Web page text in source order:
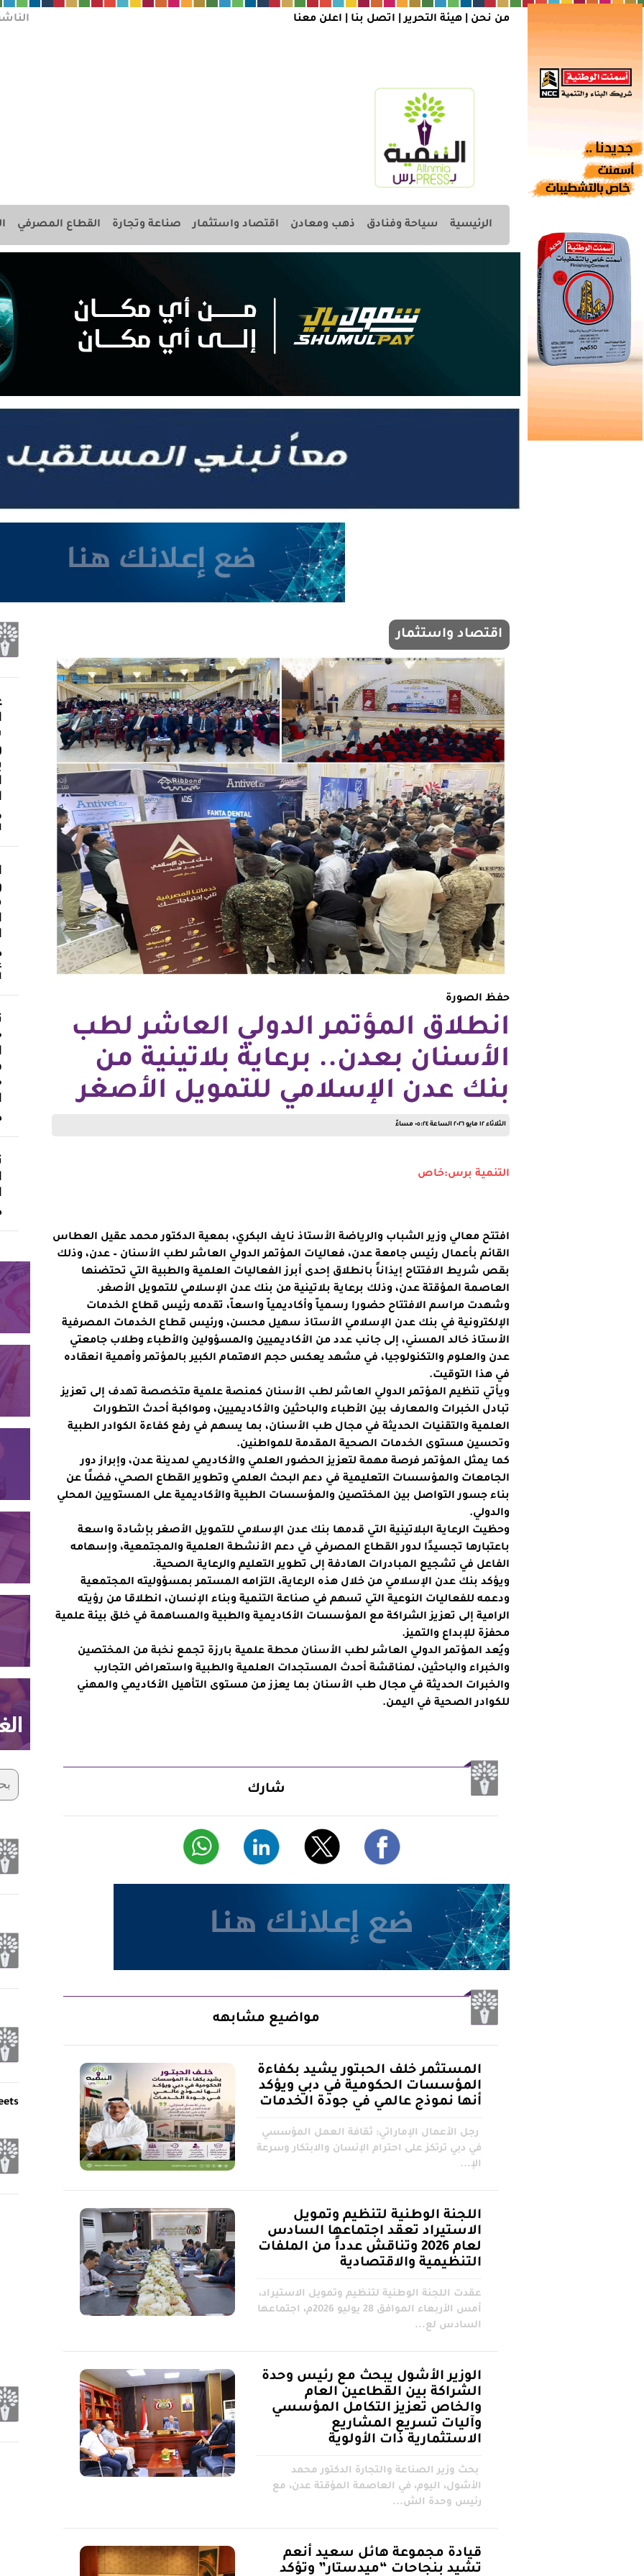
من نحن | هيئة التحرير اتصل بنا اعلن معنا
الرئيسية سياحة وفنادق ذهب ومعادن اقتصاد واستثمار صناعة وتجارة القطاع المصرفي
اقتصاد واستثمار
حفظ الصورة
انطلاق المؤتمر الدولي العاشر لطب
الأسنان بعدن.. برعاية بلاتينية من
بنك عدن الإسلامي للتمويل الأصغر
الثلاثاء ١٢ مايو ٢٠٢٦ الساعة ٠٥:٢٤ مساءً
التنمية برس:خاص
افتتح معالي وزير الشباب والرياضة الأستاذ نايف البكري، بمعية الدكتور محمد عقيل العطاس
القائم بأعمال رئيس جامعة عدن، فعاليات المؤتمر الدولي العاشر لطب الأسنان – عدن، وذلك
بقص شريط الافتتاح إيذاناً بانطلاق إحدى أبرز الفعاليات العلمية والطبية التي تحتضنها
العاصمة المؤقتة عدن، وذلك برعاية بلاتينية من بنك عدن الإسلامي للتمويل الأصغر.
وشهدت مراسم الافتتاح حضورا رسمياّ وأكاديمياّ واسعاّ، تقدمه رئيس قطاع الخدمات
الإلكترونية في بنك عدن الإسلامي الأستاذ سهيل محسن، ورئيس قطاع الخدمات المصرفية
الأستاذ خالد المسني، إلى جانب عدد من الأكاديميين والمسؤولين والأطباء وطلاب جامعتي
عدن والعلوم والتكنولوجيا، في مشهد يعكس حجم الاهتمام الكبير بالمؤتمر وأهمية انعقاده
في هذا التوقيت.
ويأتي تنظيم المؤتمر الدولي العاشر لطب الأسنان كمنصة علمية متخصصة تهدف إلى تعزيز
تبادل الخبرات والمعارف بين الأطباء والباحثين والأكاديميين، ومواكبة أحدث التطورات
العلمية والتقنيات الحديثة في مجال طب الأسنان، بما يسهم في رفع كفاءة الكوادر الطبية
وتحسين مستوى الخدمات الصحية المقدمة للمواطنين.
كما يمثل المؤتمر فرصة مهمة لتعزيز الحضور العلمي والأكاديمي لمدينة عدن، وإبراز دور
الجامعات والمؤسسات التعليمية في دعم البحث العلمي وتطوير القطاع الصحي، فضلًا عن
بناء جسور التواصل بين المختصين والمؤسسات الطبية والأكاديمية على المستويين المحلي
والدولي.
وحظيت الرعاية البلاتينية التي قدمها بنك عدن الإسلامي للتمويل الأصغر بإشادة واسعة
باعتبارها تجسيدًا لدور القطاع المصرفي في دعم الأنشطة العلمية والمجتمعية، وإسهامه
الفاعل في تشجيع المبادرات الهادفة إلى تطوير التعليم والرعاية الصحية.
ويؤكد بنك عدن الإسلامي من خلال هذه الرعاية، التزامه المستمر بمسؤوليته المجتمعية
ودعمه للفعاليات النوعية التي تسهم في صناعة التنمية وبناء الإنسان، انطلاقا من رؤيته
الرامية إلى تعزيز الشراكة مع المؤسسات الأكاديمية والطبية والمساهمة في خلق بيئة علمية
محفزة للإبداع والتميز.
ويُعد المؤتمر الدولي العاشر لطب الأسنان محطة علمية بارزة تجمع نخبة من المختصين
والخبراء والباحثين، لمناقشة أحدث المستجدات العلمية والطبية واستعراض التجارب
والخبرات الحديثة في مجال طب الأسنان بما يعزز من مستوى التأهيل الأكاديمي والمهني
للكوادر الصحية في اليمن.
شارك
مواضيع مشابهه
المستثمر خلف الحبتور يشيد بكفاءة
المؤسسات الحكومية في دبي ويؤكد
أنها نموذج عالمي في جودة الخدمات
رجل الأعمال الإماراتي: ثقافة العمل المؤسسي
في دبي ترتكز على احترام الإنسان والابتكار وسرعة
الإ...
اللجنة الوطنية لتنظيم وتمويل
الاستيراد تعقد اجتماعها السادس
لعام 2026 وتناقش عدداً من الملفات
التنظيمية والاقتصادية
عقدت اللجنة الوطنية لتنظيم وتمويل الاستيراد،
أمس الأربعاء الموافق 28 يوليو 2026م، اجتماعها
السادس لع...
الوزير الأشول يبحث مع رئيس وحدة
الشراكة بين القطاعين العام
والخاص تعزيز التكامل المؤسسي
وآليات تسريع المشاريع
الاستثمارية ذات الأولوية
بحث وزير الصناعة والتجارة الدكتور محمد
الأشول، اليوم، في العاصمة المؤقتة عدن، مع
رئيس وحدة الش...
قيادة مجموعة هائل سعيد أنعم
تشيد بنجاحات “ميدستار” وتؤكد